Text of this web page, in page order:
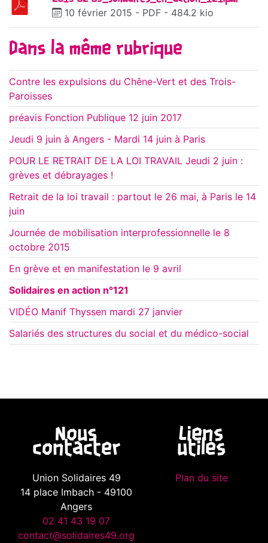
10 février 2015 - PDF - 484.2 kio
Dans la même rubrique
Contre les expulsions du Chêne-Vert et des Trois-
Paroisses
préavis Fonction Publique 12 juin 2017
Jeudi 9 juin à Angers - Mardi 14 juin à Paris
POUR LE RETRAIT DE LA LOI TRAVAIL Jeudi 2 juin :
grèves et débrayages !
Retrait de la loi travail : partout le 26 mai, à Paris le 14
juin
Journée de mobilisation interprofessionnelle le 8
octobre 2015
En grève et en manifestation le 9 avril
Solidaires en action n°121
VIDÉO Manif Thyssen mardi 27 janvier
Salariés des structures du social et du médico-social
Nous
contacter
Union Solidaires 49
14 place Imbach - 49100
Angers
02 41 43 19 07
contact@solidaires49.org
Liens
utiles
Plan du site